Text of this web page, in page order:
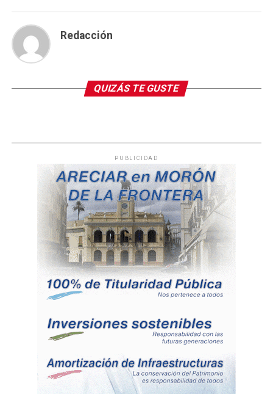
Redacción
QUIZÁS TE GUSTE
PUBLICIDAD